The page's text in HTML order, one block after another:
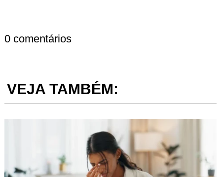
0 comentários
VEJA TAMBÉM: